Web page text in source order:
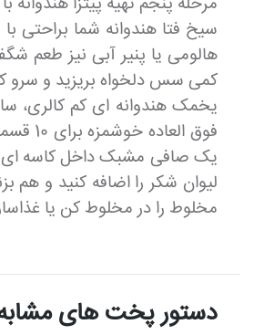
سیخ فتا هندوانه شما براحتی با
کمی سس دلخواه بریزید و سرو
یخمک هندوانه ای کم کالری،
فوق
مخلوط را در مخلوط کن یا
دستور پخت های